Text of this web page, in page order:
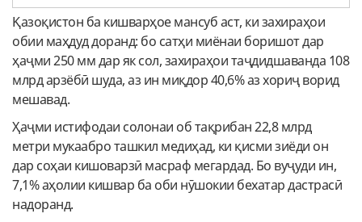
Қазоқистон ба кишварҳое мансуб аст, ки захираҳои
обии маҳдуд доранд: бо сатҳи миёнаи боришот дар
ҳаҷми 250 мм дар як сол, захираҳои таҷдидшаванда 108
млрд арзёбӣ шуда, аз ин миқдор 40,6% аз хориҷ ворид
мешавад.
Ҳаҷми истифодаи солонаи об тақрибан 22,8 млрд
метри мукаабро ташкил медиҳад, ки қисми зиёди он
дар соҳаи кишоварзӣ масраф мегардад. Бо вуҷуди ин,
7,1% аҳолии кишвар ба оби нӯшокии бехатар дастрасӣ
надоранд.